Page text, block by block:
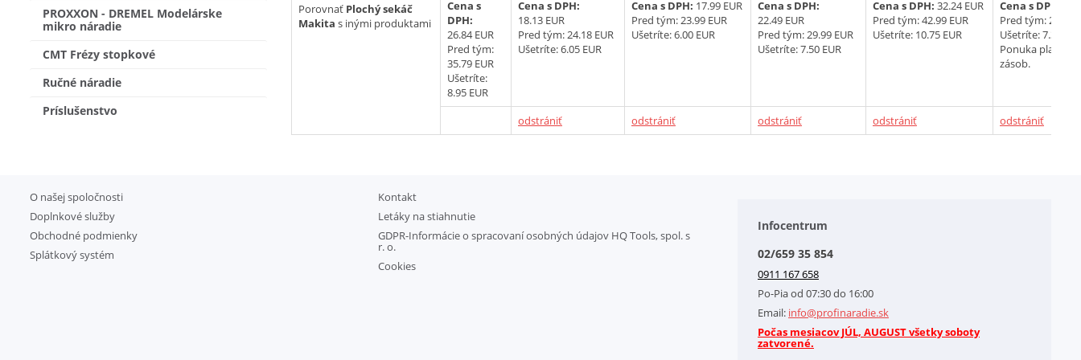
PROXXON - DREMEL Modelárske
mikro náradie
CMT Frézy stopkové
Ručné náradie
Príslušenstvo
Porovnať Plochý sekáč
Makita s inými produktami
Cena s
DPH:
26.84 EUR
Pred tým:
35.79 EUR
Ušetríte:
8.95 EUR
Cena s DPH:
18.13 EUR
Pred tým:24.18 EUR
Ušetríte: 6.05 EUR
Cena s DPH: 17.99 EUR
Pred tým:23.99 EUR
Ušetríte: 6.00 EUR
Cena s DPH:
22.49 EUR
Pred tým:29.99 EUR
Ušetríte: 7.50 EUR
Cena s DPH: 32.24 EUR
Pred tým:42.99 EUR
Ušetríte: 10.75 EUR
Cena s DPH:
Pred tým:29.47
Ušetríte: 7.37
Ponuka platná
zásob.
odstrániť odstrániť odstrániť odstrániť odstrániť
O našej spoločnosti
Doplnkové služby
Obchodné podmienky
Splátkový systém
Kontakt
Letáky na stiahnutie
GDPR-Informácie o spracovaní osobných údajov HQ Tools, spol. s
r. o.
Cookies
Infocentrum
02/659 35 854
0911 167 658
Po-Pia od 07:30 do 16:00
Email: info@profinaradie.sk
Počas mesiacov JÚL, AUGUST všetky soboty
zatvorené.